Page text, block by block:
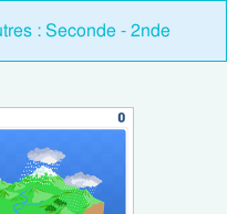
: Seconde - 2nde